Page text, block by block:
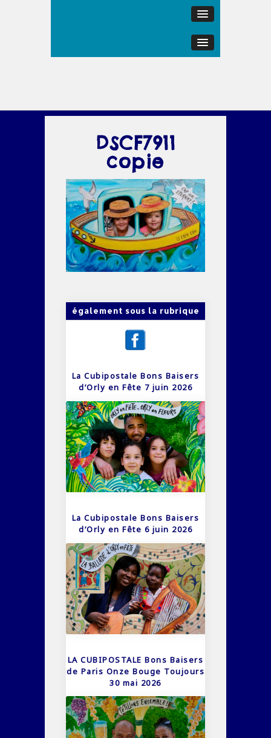
DSCF7911
copie
également sous la rubrique
La Cubipostale Bons Baisers
d’Orly en Fête 7 juin 2026
La Cubipostale Bons Baisers
d’Orly en Fête 6 juin 2026
LA CUBIPOSTALE Bons Baisers
de Paris Onze Bouge Toujours
30 mai 2026